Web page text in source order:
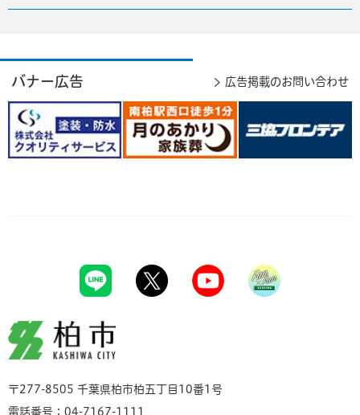
バナー広告 広告掲載のお問い合わせ
柏市
〒277-8505 千葉県柏市柏五丁目10番1号
電話番号：04-7167-1111